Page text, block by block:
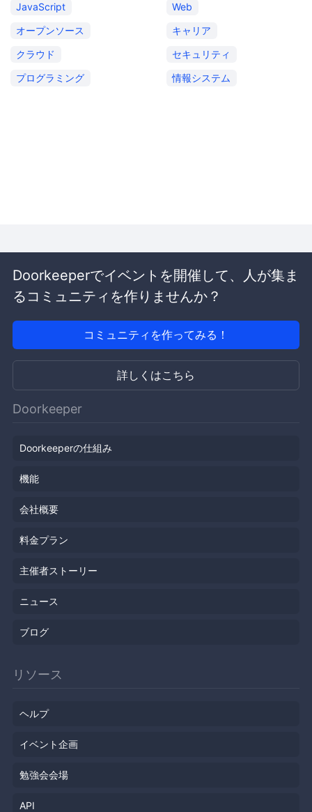
JavaScript
Web
オープンソース
キャリア
クラウド
セキュリティ
プログラミング
情報システム
Doorkeeperでイベントを開催して、人が集ま
るコミュニティを作りませんか？
コミュニティを作ってみる！
詳しくはこちら
Doorkeeper
Doorkeeperの仕組み
機能
会社概要
料金プラン
主催者ストーリー
ニュース
ブログ
リソース
ヘルプ
イベント企画
勉強会会場
API